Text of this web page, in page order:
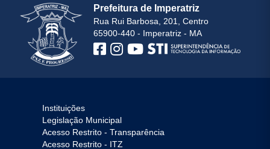
Prefeitura de Imperatriz
Rua Rui Barbosa, 201, Centro
65900-440 - Imperatriz - MA
Instituições
Legislação Municipal
Acesso Restrito - Transparência
Acesso Restrito - ITZ